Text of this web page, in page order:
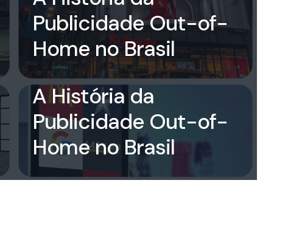
Publicidade Out-of-
Home no Brasil
rioverdeooh on
18 de
February de 2024
A História da
Publicidade Out-of-
Home no Brasil